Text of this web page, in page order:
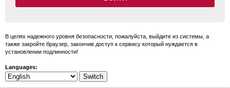
В целях надежного уровня безопасности, пожалуйста, выйдите из системы, а
также закройте браузер, закончив доступ к сервису который нуждается в
установлении подлинности!
Languages: